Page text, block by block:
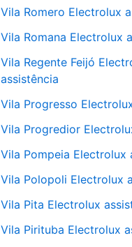
Vila Romero Electrolux
Vila Romana Electrolux
Vila Regente Feijó
assistência
Vila Progresso
Vila Progredior
Vila Pompeia Electrolux
Vila Polopoli Electrolux
Vila Pita Electrolux
Vila Pirituba Electrolux